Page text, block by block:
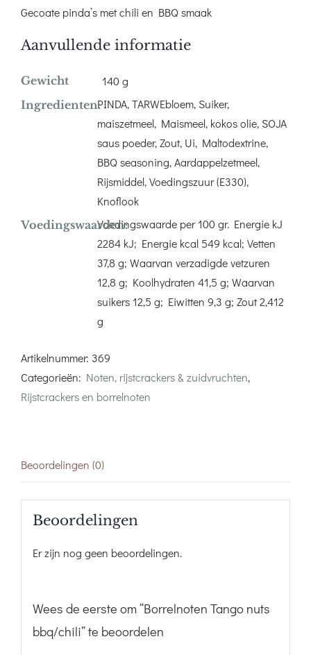
aantal
Gecoate pinda’s met chili en BBQ smaak
Aanvullende informatie
Gewicht 140 g
Ingredienten:PINDA, TARWEbloem, Suiker,
maiszetmeel, Maismeel, kokos olie, SOJA
saus poeder, Zout, Ui, Maltodextrine,
BBQ seasoning, Aardappelzetmeel,
Rijsmiddel, Voedingszuur (E330),
Knoflook
Voedingswaarden:Voedingswaarde per 100 gr. Energie kJ
2284 kJ; Energie kcal 549 kcal; Vetten
37,8 g; Waarvan verzadigde vetzuren
12,8 g; Koolhydraten 41,5 g; Waarvan
suikers 12,5 g; Eiwitten 9,3 g; Zout 2,412
g
Artikelnummer: 369
Categorieën: Noten, rijstcrackers & zuidvruchten,
Rijstcrackers en borrelnoten
Beoordelingen (0)
Beoordelingen
Er zijn nog geen beoordelingen.
Wees de eerste om “Borrelnoten Tango nuts
bbq/chili” te beoordelen